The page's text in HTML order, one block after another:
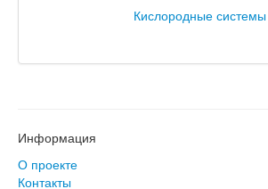
Кислородные системы
Информация
О проекте
Контакты